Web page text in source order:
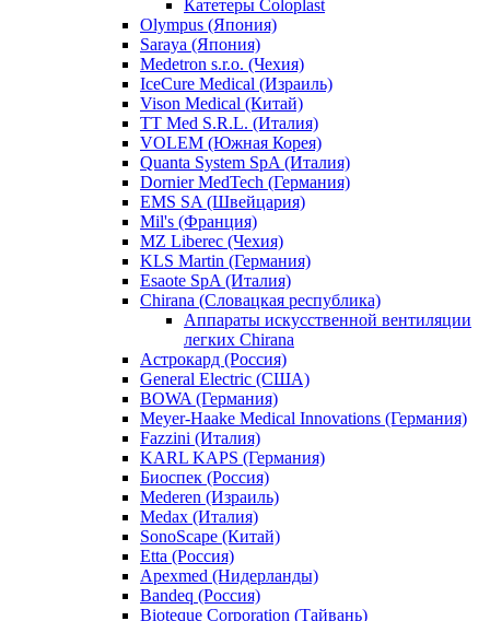
Катетеры Coloplast
Olympus (Япония)
Saraya (Япония)
Medetron s.r.o. (Чехия)
IceCure Medical (Израиль)
Vison Medical (Китай)
TT Med S.R.L. (Италия)
VOLEM (Южная Корея)
Quanta System SpA (Италия)
Dornier MedTech (Германия)
EMS SA (Швейцария)
Mil's (Франция)
MZ Liberec (Чехия)
KLS Martin (Германия)
Esaote SpA (Италия)
Chirana (Словацкая республика)
Аппараты искусственной вентиляции
легких Chirana
Астрокард (Россия)
General Electric (США)
BOWA (Германия)
Meyer-Haake Medical Innovations (Германия)
Fazzini (Италия)
KARL KAPS (Германия)
Биоспек (Россия)
Mederen (Израиль)
Medax (Италия)
SonoScape (Китай)
Etta (Россия)
Apexmed (Нидерланды)
Bandeq (Россия)
Bioteque Corporation (Тайвань)